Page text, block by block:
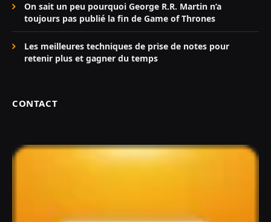
On sait un peu pourquoi George R.R. Martin n’a
toujours pas publié la fin de Game of Thrones
Les meilleures techniques de prise de notes pour
retenir plus et gagner du temps
CONTACT